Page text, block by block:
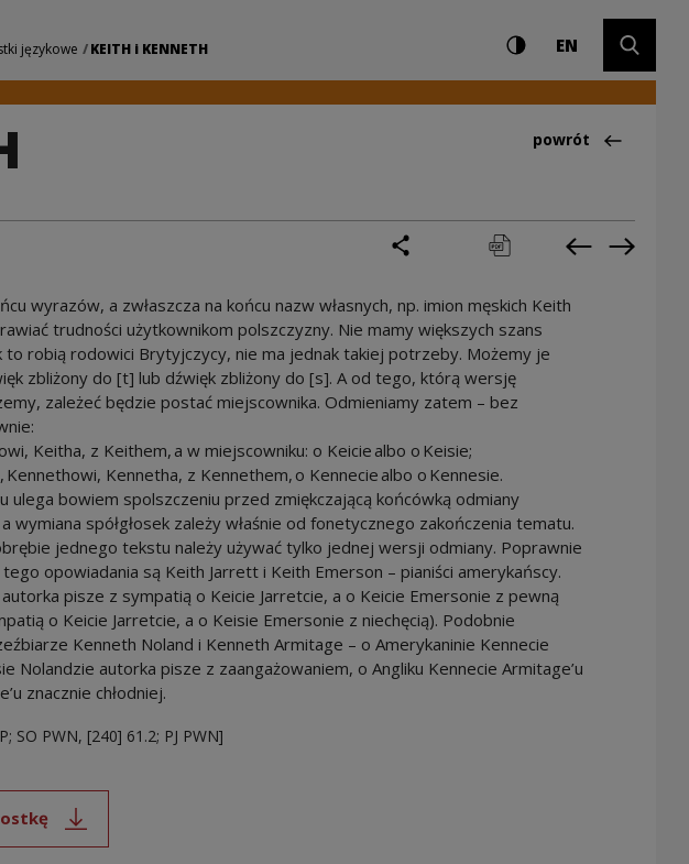
Kultury
językowe KEITH i KENNETH Ustawienia iWysoki kontrast
ENCHANGE
Powrót
powrót
podziel się
drukuj pobierz Poprzednia
wyrazów, a zwłaszcza na końcu nazw własnych, np. imion męskich Keith
trudności użytkownikom polszczyzny. Nie mamy większych szans
to robią rodowici Brytyjczycy, nie ma jednak takiej potrzeby. Możemy je
zbliżony do [t] lub dźwięk zbliżony do [s]. A od tego, którą wersję
zależeć będzie postać miejscownika. Odmieniamy zatem – bez
Keitha, z Keithem, a w miejscowniku: o Keicie albo o Keisie;
Kennethowi, Kennetha, z Kennethem, o Kennecie albo o Kennesie.
ulega bowiem spolszczeniu przed zmiękczającą końcówką odmiany
spółgłosek zależy właśnie od fonetycznego zakończenia tematu.
jednego tekstu należy używać tylko jednej wersji odmiany. Poprawnie
opowiadania są Keith Jarrett i Keith Emerson – pianiści amerykańscy.
pisze z sympatią o Keicie Jarretcie, a o Keicie Emersonie z pewną
o Keicie Jarretcie, a o Keisie Emersonie z niechęcią). Podobnie
Kenneth Noland i Kenneth Armitage – o Amerykaninie Kennecie
Nolandzie autorka pisze z zaangażowaniem, o Angliku Kennecie Armitage’u
znacznie chłodniej.
SO PWN, [240] 61.2; PJ PWN]
link zostanie otwarty w nowym oknie